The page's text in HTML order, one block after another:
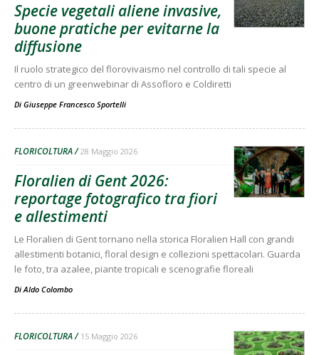
Specie vegetali aliene invasive,
buone pratiche per evitarne la
diffusione
Il ruolo strategico del florovivaismo nel controllo di tali specie al
centro di un greenwebinar di Assofloro e Coldiretti
Di Giuseppe Francesco Sportelli
FLORICOLTURA 28 Maggio 2026
Floralien di Gent 2026:
reportage fotografico tra fiori
e allestimenti
Le Floralien di Gent tornano nella storica Floralien Hall con grandi
allestimenti botanici, floral design e collezioni spettacolari. Guarda
le foto, tra azalee, piante tropicali e scenografie floreali
DiAldo Colombo
FLORICOLTURA 15 Maggio 2026